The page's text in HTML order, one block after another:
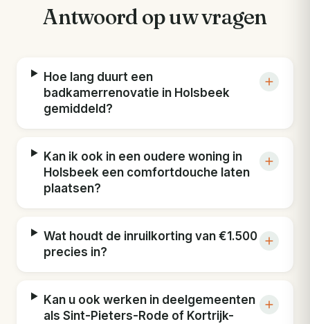
Antwoord op uw vragen
Hoe lang duurt een
badkamerrenovatie in Holsbeek
gemiddeld?
Kan ik ook in een oudere woning in
Holsbeek een comfortdouche laten
plaatsen?
Wat houdt de inruilkorting van €1.500
precies in?
Kan u ook werken in deelgemeenten
als Sint-Pieters-Rode of Kortrijk-